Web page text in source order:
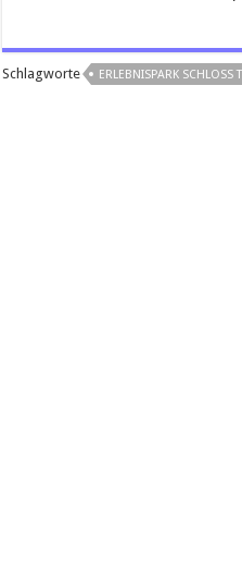
Schlagworte ERLEBNISPARK SCHLOSS